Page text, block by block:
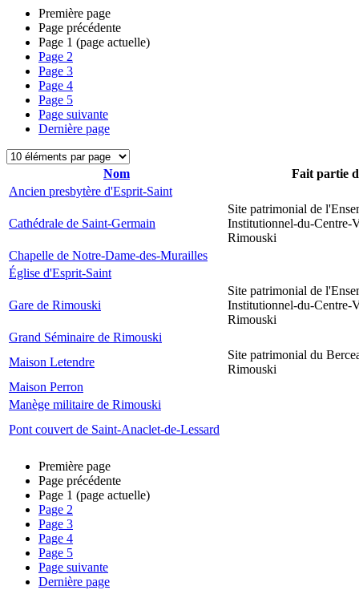
Première page
Page précédente
Page 1 (page actuelle)
Page 2
Page 3
Page 4
Page 5
Page suivante
Dernière page
Nom
Fait partie
Ancien presbytère d'Esprit-Saint
Cathédrale de Saint-Germain
Site patrimonial de
Institutionnel-du-Centre-
Rimouski
Chapelle de Notre-Dame-des-Murailles
Église d'Esprit-Saint
Gare de Rimouski
Site patrimonial de
Institutionnel-du-Centre-
Rimouski
Grand Séminaire de Rimouski
Maison Letendre
Site patrimonial du
Rimouski
Maison Perron
Manège militaire de Rimouski
Pont couvert de Saint-Anaclet-de-Lessard
Première page
Page précédente
Page 1 (page actuelle)
Page 2
Page 3
Page 4
Page 5
Page suivante
Dernière page